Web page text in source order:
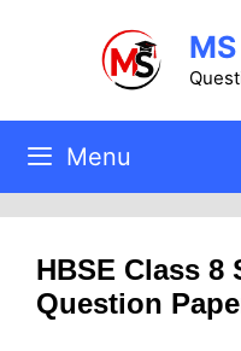
Menu
HBSE Class 8
Question